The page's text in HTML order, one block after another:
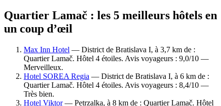
Quartier Lamač : les 5 meilleurs hôtels en
un coup d’œil
Max Inn Hotel — District de Bratislava I, à 3,7 km de :
Quartier Lamač. Hôtel 4 étoiles. Avis voyageurs : 9,0/10 —
Merveilleux.
Hotel SOREA Regia — District de Bratislava I, à 6 km de :
Quartier Lamač. Hôtel 4 étoiles. Avis voyageurs : 8,4/10 —
Très bien.
Hotel Viktor— Petrzalka, à 8 km de : Quartier Lamač. Hôtel